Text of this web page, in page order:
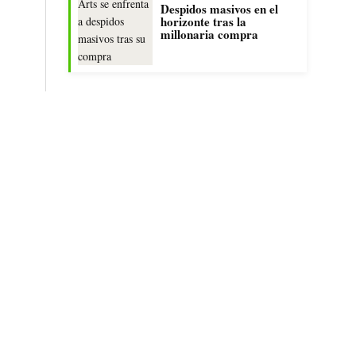
Despidos masivos en el
horizonte tras la
millonaria compra